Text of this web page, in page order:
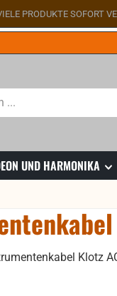
PRODUKTE SOFORT
UND HARMONIKA